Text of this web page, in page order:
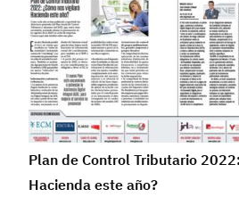
Plan de Control Tributario
Hacienda este año?